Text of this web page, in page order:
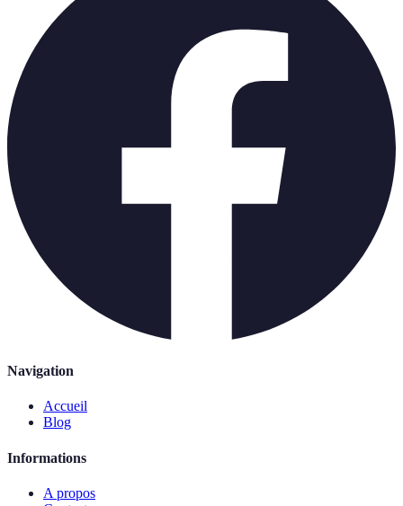
Navigation
Accueil
Blog
Informations
A propos